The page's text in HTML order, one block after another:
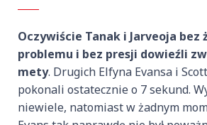
Oczywiście Tanak i Jarveoja bez
problemu i bez presji dowieźli
mety. Drugich Elfyna Evansa i
pokonali ostatecznie o 7 sekund.
niewiele, natomiast w żadnym